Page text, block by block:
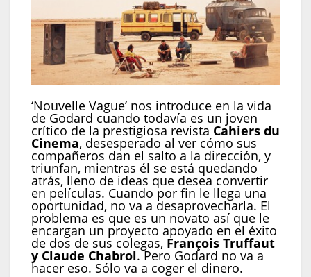
‘Nouvelle Vague’ nos introduce en la vida
de Godard cuando todavía es un joven
crítico de la prestigiosa revista Cahiers du
Cinema, desesperado al ver cómo sus
compañeros dan el salto a la dirección, y
triunfan, mientras él se está quedando
atrás, lleno de ideas que desea convertir
en películas. Cuando por fin le llega una
oportunidad, no va a desaprovecharla. El
problema es que es un novato así que le
encargan un proyecto apoyado en el éxito
de dos de sus colegas, François Truffaut
y Claude Chabrol. Pero Godard no va a
hacer eso. Sólo va a coger el dinero.